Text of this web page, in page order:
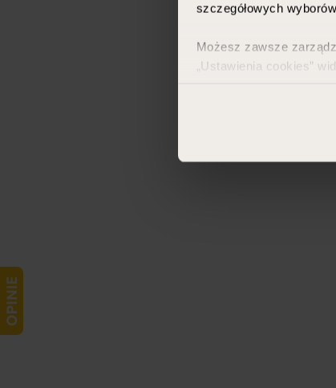
szczegółowych
Możesz zawsze
„Ustawienia cookies”